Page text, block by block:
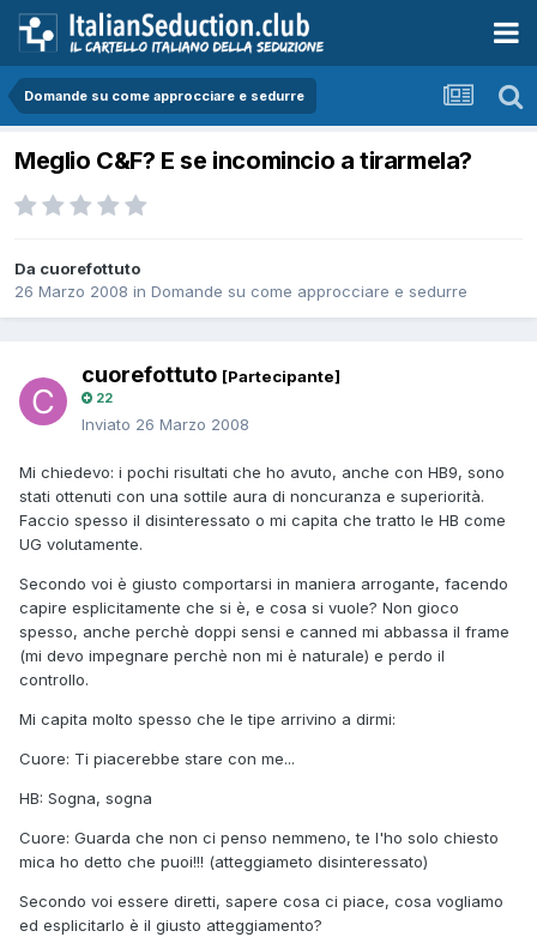
Domande su come approcciare e sedurre
Meglio C&F? E se incomincio a tirarmela?
Da cuorefottuto
26 Marzo 2008 in Domande su come approcciare e sedurre
cuorefottuto [Partecipante]
22
Inviato 26 Marzo 2008
Mi chiedevo: i pochi risultati che ho avuto, anche con HB9, sono
stati ottenuti con una sottile aura di noncuranza e superiorità.
Faccio spesso il disinteressato o mi capita che tratto le HB come
UG volutamente.
Secondo voi è giusto comportarsi in maniera arrogante, facendo
capire esplicitamente che si è, e cosa si vuole? Non gioco
spesso, anche perchè doppi sensi e canned mi abbassa il frame
(mi devo impegnare perchè non mi è naturale) e perdo il
controllo.
Mi capita molto spesso che le tipe arrivino a dirmi:
Cuore: Ti piacerebbe stare con me...
HB: Sogna, sogna
Cuore: Guarda che non ci penso nemmeno, te l'ho solo chiesto
mica ho detto che puoi!!! (atteggiameto disinteressato)
Secondo voi essere diretti, sapere cosa ci piace, cosa vogliamo
ed esplicitarlo è il giusto atteggiamento?